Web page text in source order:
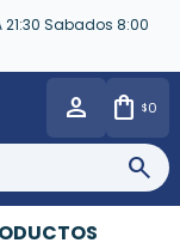
21:30 Sabados 8:00
$0